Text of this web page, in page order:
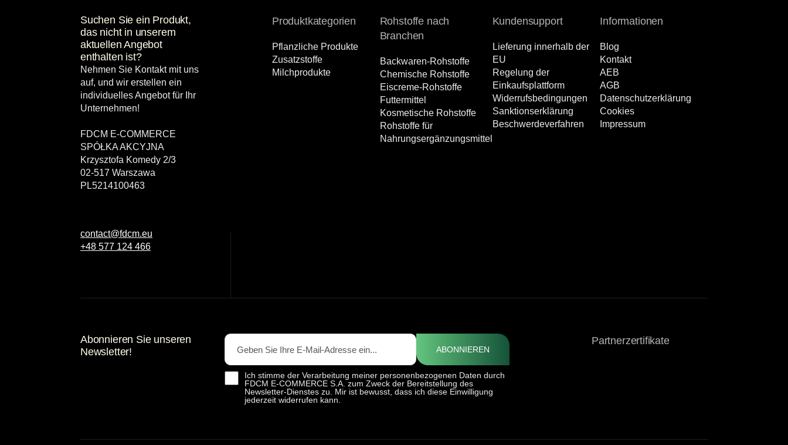
Suchen Sie ein Produkt,
das nicht in unserem
aktuellen Angebot
enthalten ist?
Nehmen Sie Kontakt mit uns
auf, und wir erstellen ein
individuelles Angebot für Ihr
Unternehmen!
FDCM E-COMMERCE
SPÓŁKA AKCYJNA
Krzysztofa Komedy 2/3
02-517 Warszawa
PL5214100463
contact@fdcm.eu
+48 577 124 466
Produktkategorien
Pflanzliche Produkte
Zusatzstoffe
Milchprodukte
Rohstoffe nach
Branchen
Backwaren-Rohstoffe
Chemische Rohstoffe
Eiscreme-Rohstoffe
Futtermittel
Kosmetische Rohstoffe
Rohstoffe für
Nahrungsergänzungsmittel
Kundensupport
Lieferung innerhalb der
EU
Regelung der
Einkaufsplattform
Widerrufsbedingungen
Sanktions­erklärung
Beschwerdeverfahren
Informationen
Blog
Kontakt
AEB
AGB
Datenschutzerklärung
Cookies
Impressum
Partnerzertifikate
Abonnieren Sie unseren
Newsletter!
Ich stimme der Verarbeitung meiner personenbezogenen Daten durch
FDCM E-COMMERCE S.A. zum Zweck der Bereitstellung des
Newsletter-Dienstes zu. Mir ist bewusst, dass ich diese Einwilligung
jederzeit widerrufen kann.
ABONNIEREN